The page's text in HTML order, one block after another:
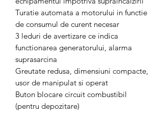
Turatie automata a motorului in functie
de consumul de curent necesar
3 leduri de avertizare ce indica
functionarea generatorului, alarma
suprasarcina
Greutate redusa, dimensiuni compacte,
usor de manipulat si operat
Buton blocare circuit combustibil
(pentru depozitare)